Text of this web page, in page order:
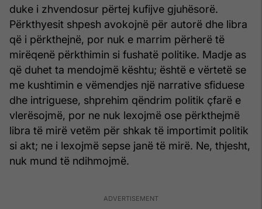
duke i zhvendosur përtej kufijve gjuhësorë.
Përkthyesit shpesh avokojnë për autorë dhe libra
që i përkthejnë, por nuk e marrim përherë të
mirëqenë përkthimin si fushatë politike. Madje as
që duhet ta mendojmë kështu; është e vërtetë se
me kushtimin e vëmendjes një narrative sfiduese
dhe intriguese, shprehim qëndrim politik çfarë e
vlerësojmë, por ne nuk lexojmë ose përkthejmë
libra të mirë vetëm për shkak të importimit politik
si akt; ne i lexojmë sepse janë të mirë. Ne, thjesht,
nuk mund të ndihmojmë.